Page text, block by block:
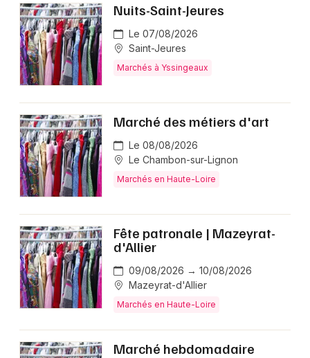
Nuits-Saint-Jeures
Le 07/08/2026
Saint-Jeures
Marchés à Yssingeaux
Marché des métiers d'art
Le 08/08/2026
Le Chambon-sur-Lignon
Marchés en Haute-Loire
Fête patronale | Mazeyrat-
d'Allier
09/08/2026 → 10/08/2026
Mazeyrat-d'Allier
Marchés en Haute-Loire
Marché hebdomadaire